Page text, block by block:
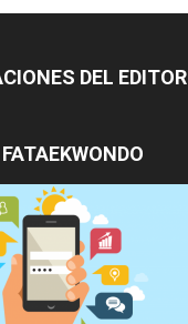
DEL EDITOR